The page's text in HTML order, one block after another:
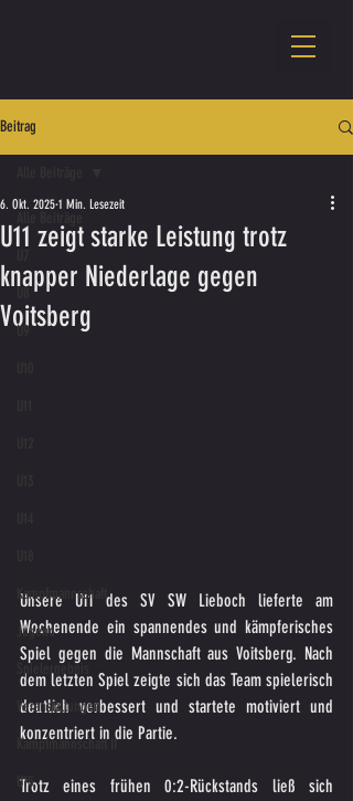
Beitrag
U8
U9
Kampfmannschaft
Jugend
Spielergebnis
Veranstaltungen
Kampfmannschaft II
U15
U11 zeigt starke Leistung trotz
knapper Niederlage gegen
Voitsberg
6. Okt. 2025 1 Min. Lesezeit
Unsere U11 des SV SW Lieboch lieferte am
Wochenende ein spannendes und kämpferisches
Spiel gegen die Mannschaft aus Voitsberg. Nach
dem letzten Spiel zeigte sich das Team spielerisch
deutlich verbessert und startete motiviert und
konzentriert in die Partie.
Trotz eines frühen 0:2-Rückstands ließ sich